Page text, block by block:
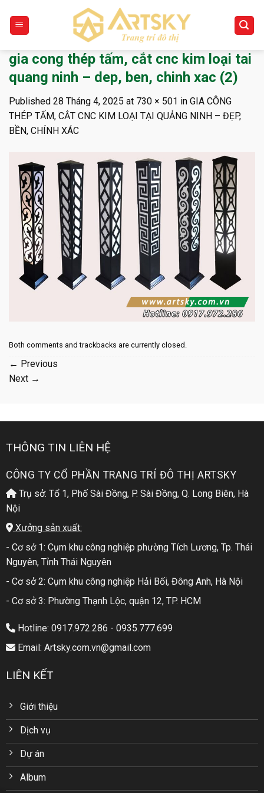
content
gia cong thép tấm, cắt cnc kim loại tai
quang ninh – dep, ben, chinh xac (2)
Published 28 Tháng 4, 2025 at 730 × 501 in GIA CÔNG
THÉP TẤM, CẮT CNC KIM LOẠI TẠI QUẢNG NINH – ĐẸP,
BỀN, CHÍNH XÁC
Both comments and trackbacks are currently closed.
← Previous
Next →
THÔNG TIN LIÊN HỆ
CÔNG TY CỔ PHẦN TRANG TRÍ ĐÔ THỊ ARTSKY
Trụ sở: Tổ 1, Phố Sài Đồng, P. Sài Đồng, Q. Long Biên, Hà
Nội
Xưởng sản xuất:
- Cơ sở 1: Cụm khu công nghiệp phường Tích Lương, Tp. Thái
Nguyên, Tỉnh Thái Nguyên
- Cơ sở 2: Cụm khu công nghiệp Hải Bối, Đông Anh, Hà Nội
- Cơ sở 3: Phường Thạnh Lộc, quận 12, TP. HCM
Hotline: 0917.972.286 - 0935.777.699
Email: Artsky.com.vn@gmail.com
LIÊN KẾT
Giới thiệu
Dịch vụ
Dự án
Album